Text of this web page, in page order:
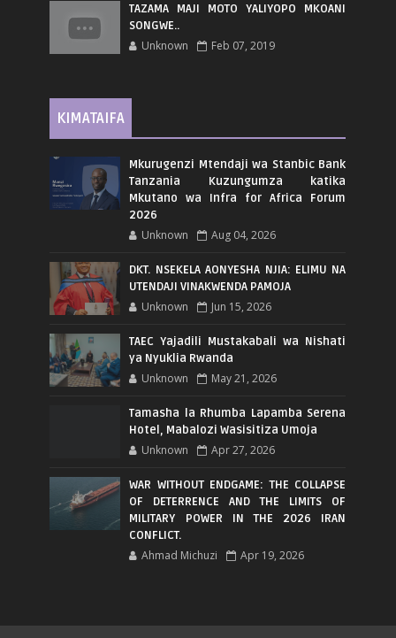
TAZAMA MAJI MOTO YALIYOPO MKOANI
SONGWE..
Unknown Feb 07, 2019
KIMATAIFA
Mkurugenzi Mtendaji wa Stanbic Bank
Tanzania Kuzungumza katika
Mkutano wa Infra for Africa Forum
2026
Unknown Aug 04, 2026
DKT. NSEKELA AONYESHA NJIA: ELIMU NA
UTENDAJI VINAKWENDA PAMOJA
Unknown Jun 15, 2026
TAEC Yajadili Mustakabali wa Nishati
ya Nyuklia Rwanda
Unknown May 21, 2026
Tamasha la Rhumba Lapamba Serena
Hotel, Mabalozi Wasisitiza Umoja
Unknown Apr 27, 2026
WAR WITHOUT ENDGAME: THE COLLAPSE
OF DETERRENCE AND THE LIMITS OF
MILITARY POWER IN THE 2026 IRAN
CONFLICT.
Ahmad Michuzi Apr 19, 2026